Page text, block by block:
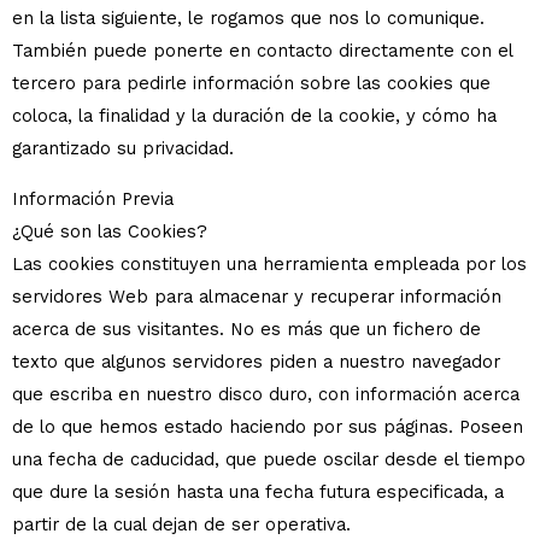
en la lista siguiente, le rogamos que nos lo comunique.
También puede ponerte en contacto directamente con el
tercero para pedirle información sobre las cookies que
coloca, la finalidad y la duración de la cookie, y cómo ha
garantizado su privacidad.
Información Previa
¿Qué son las Cookies?
Las cookies constituyen una herramienta empleada por los
servidores Web para almacenar y recuperar información
acerca de sus visitantes. No es más que un fichero de
texto que algunos servidores piden a nuestro navegador
que escriba en nuestro disco duro, con información acerca
de lo que hemos estado haciendo por sus páginas. Poseen
una fecha de caducidad, que puede oscilar desde el tiempo
que dure la sesión hasta una fecha futura especificada, a
partir de la cual dejan de ser operativa.